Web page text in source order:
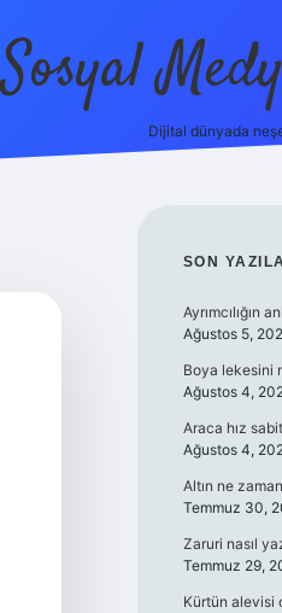
Sosyal
Dijital dünyada
SON
Ayrımcılığın
Ağustos 5,
Boya lekesini
Ağustos 4,
Araca hız
Ağustos 4,
Altın ne
Temmuz 30,
Zaruri nasıl
Temmuz 29,
Kürtün alevisi